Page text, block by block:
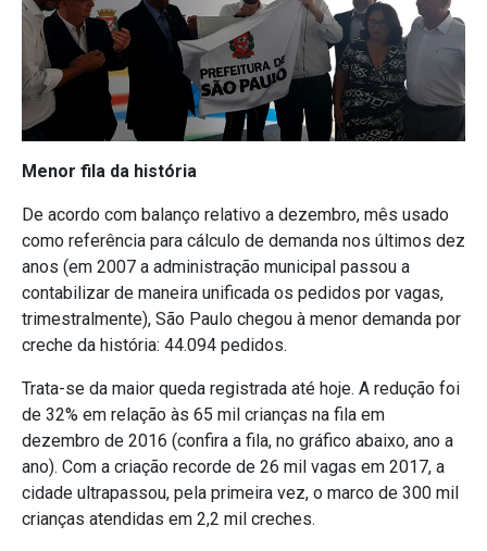
Menor fila da história
De acordo com balanço relativo a dezembro, mês usado
como referência para cálculo de demanda nos últimos dez
anos (em 2007 a administração municipal passou a
contabilizar de maneira unificada os pedidos por vagas,
trimestralmente), São Paulo chegou à menor demanda por
creche da história: 44.094 pedidos.
Trata-se da maior queda registrada até hoje. A redução foi
de 32% em relação às 65 mil crianças na fila em
dezembro de 2016 (confira a fila, no gráfico abaixo, ano a
ano). Com a criação recorde de 26 mil vagas em 2017, a
cidade ultrapassou, pela primeira vez, o marco de 300 mil
crianças atendidas em 2,2 mil creches.